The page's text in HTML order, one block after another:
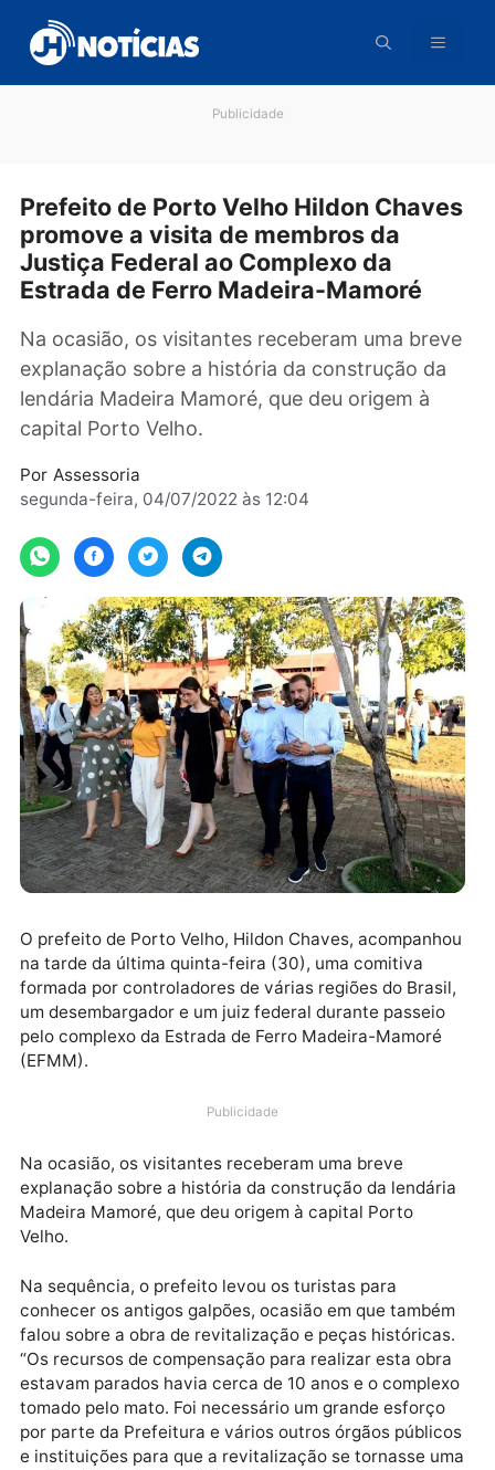
para
conteúdo
Prefeito de Porto Velho Hildon
promove a visita de membros da
Justiça Federal ao Complexo da
Na ocasião, os visitantes receberam uma
explanação sobre a história da construção da
lendária Madeira Mamoré, que deu origem à
capital Porto Velho.
segunda-feira, 04/07/2022 às 12:04
O prefeito de Porto Velho, Hildon Chaves,
na tarde da última quinta-feira (30), uma comitiva
um desembargador e um juiz federal durante passeio
pelo complexo da Estrada de Ferro Madeira-Mamoré
(EFMM).
Na ocasião, os visitantes receberam uma breve
explanação sobre a história da construção da
Madeira Mamoré, que deu origem à capital Porto
Velho.
Na sequência, o prefeito levou os turistas para
conhecer os antigos galpões, ocasião em que